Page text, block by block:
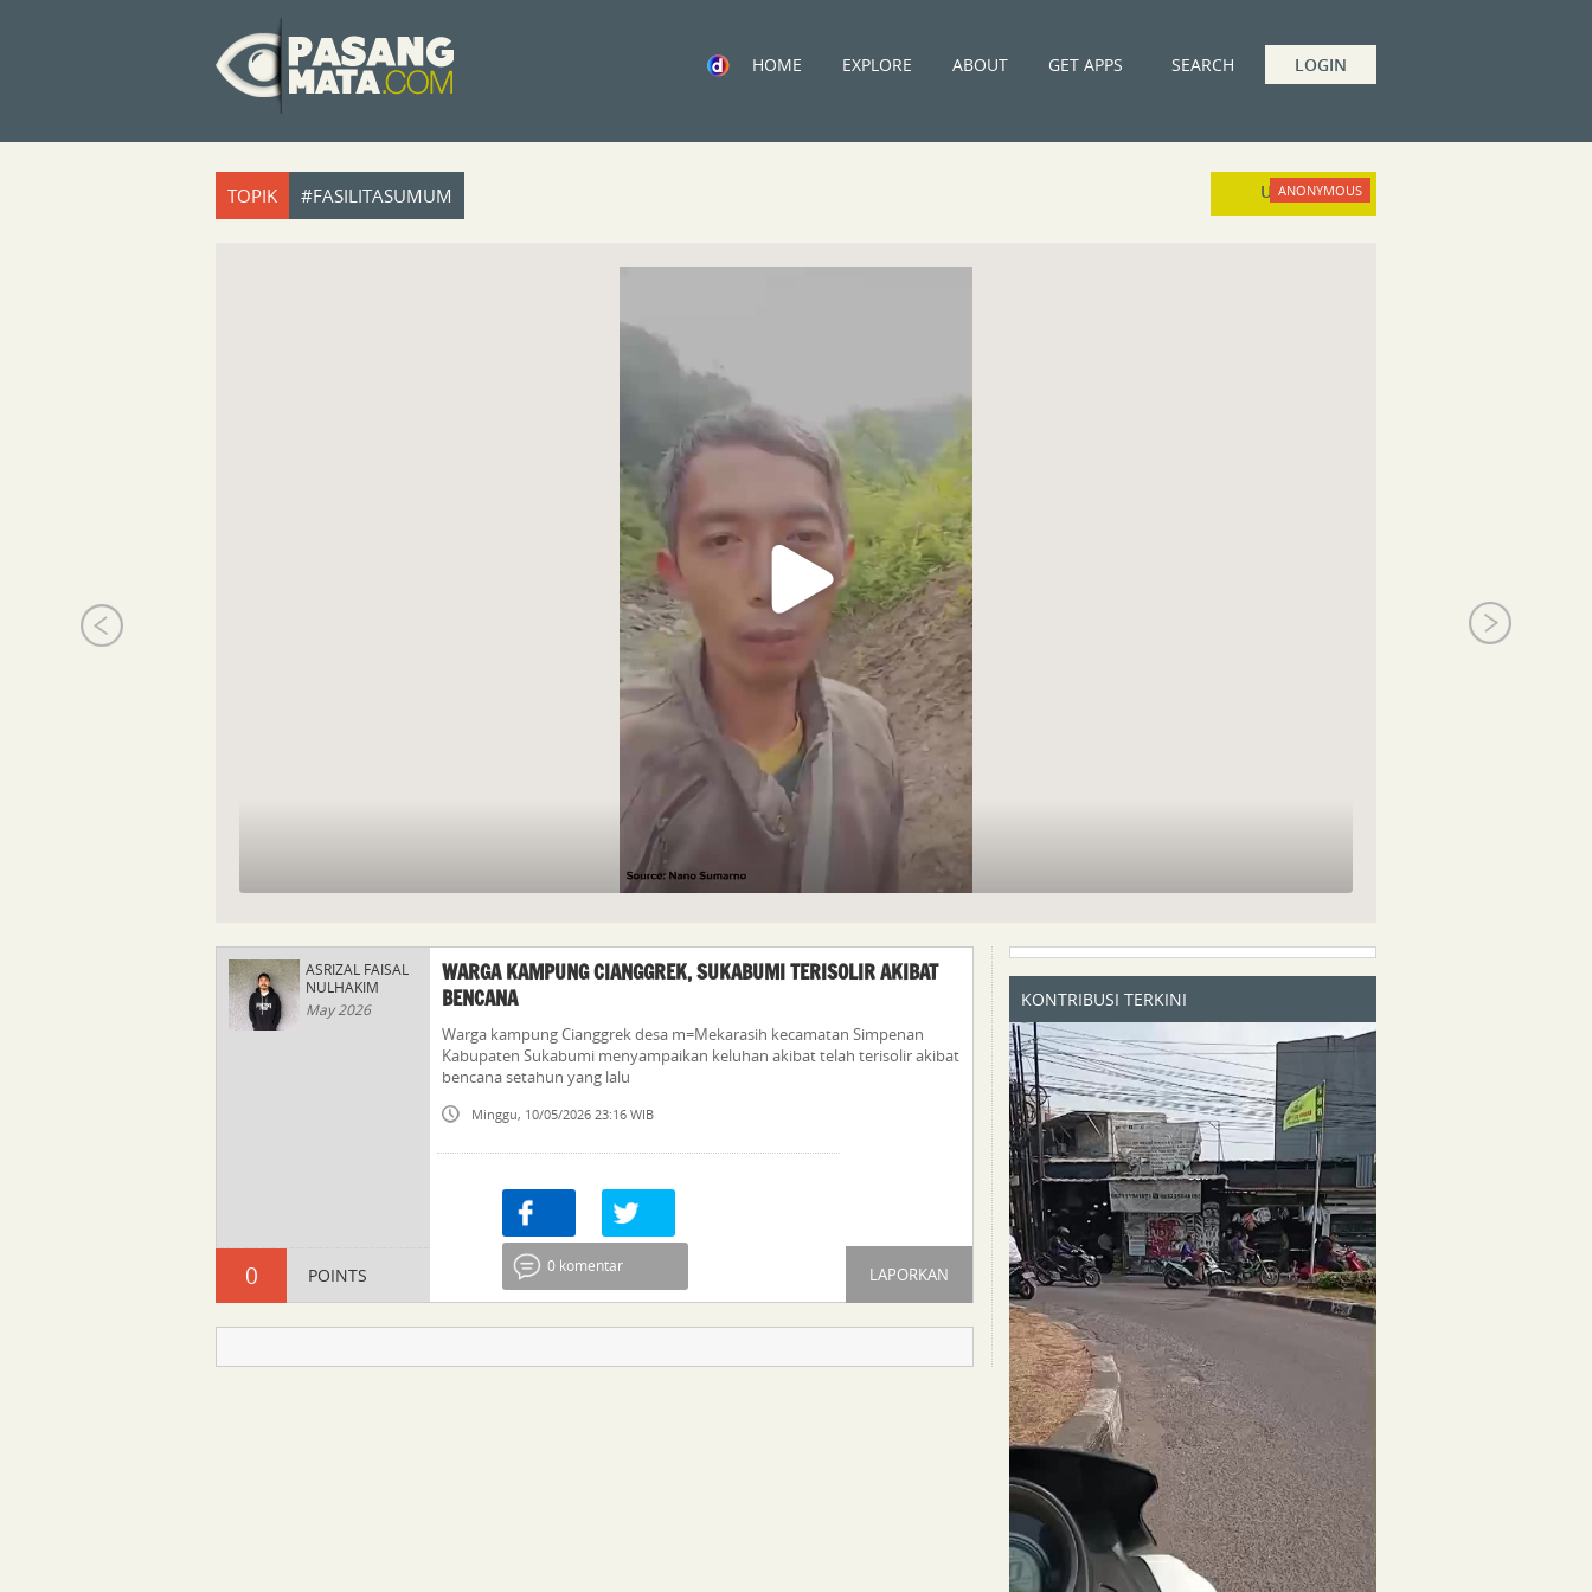
HOME EXPLORE ABOUT GET APPS SEARCH LOGIN
TOPIK #FASILITASUMUM UPLOAD
ASRIZAL FAISAL
NULHAKIM
May 2026
0 POINTS
WARGA KAMPUNG CIANGGREK, SUKABUMI TERISOLIR AKIBAT
BENCANA
Warga kampung Cianggrek desa m=Mekarasih kecamatan Simpenan
Kabupaten Sukabumi menyampaikan keluhan akibat telah terisolir akibat
bencana setahun yang lalu
Minggu, 10/05/2026 23:16 WIB
Share
0 komentar LAPORKAN
KONTRIBUSI TERKINI
ANONYMOUS